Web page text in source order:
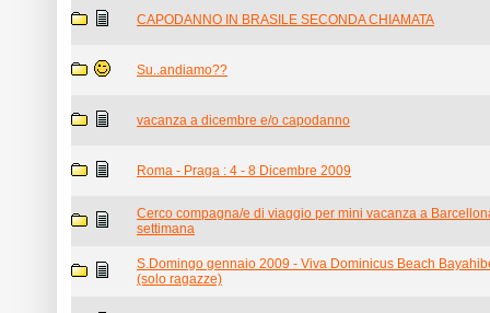
CAPODANNO IN BRASILE SECONDA CHIAMATA
Su..andiamo??
vacanza a dicembre e/o capodanno
Roma - Praga : 4 - 8 Dicembre 2009
Cerco compagna/e di viaggio per mini vacanza a
settimana
S.Domingo gennaio 2009 - Viva Dominicus Beach
(solo ragazze)